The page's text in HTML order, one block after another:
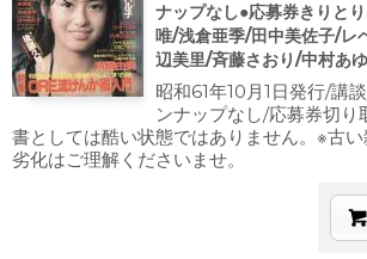
ナップなし●応募券きりと
唯/浅倉亜季/田中美佐子/レ
辺美里/斉藤さおり/中村あ
昭和61年10月1日発行/講
ンナップなし/応募券切り
書としては酷い状態ではありません。※古
劣化はご理解くださいませ。